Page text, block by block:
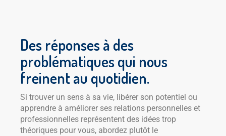
Des réponses à des
problématiques qui nous
freinent au quotidien.
Si trouver un sens à sa vie, libérer son potentiel ou
apprendre à améliorer ses relations personnelles et
professionnelles représentent des idées trop
théoriques pour vous, abordez plutôt le